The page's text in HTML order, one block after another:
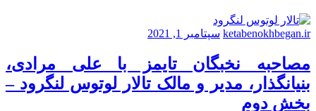
ketabenokhbegan.ir سپتامبر 1, 2021
مصاحبه نخبگان تایمز با علی مرادی،
بنیانگذار، مدیر و مالک تالار لوتوس لنگرود –
بخش دوم